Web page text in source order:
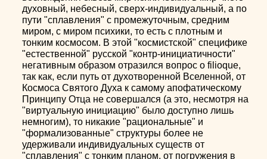
духовный, небесный, сверх-индивидуальный, а по
пути "сплавления" с промежуточным, средним
миром, с миром психики, то есть с плотным и
тонким космосом. В этой "космистской" специфике
"естественной" русской "контр-инициатичности"
негативным образом отразился вопрос о filioque,
так как, если путь от духотворенной Вселенной, от
Космоса Святого Духа к самому апофатическому
Принципу Отца не совершался (а это, несмотря на
"виртуальную инициацию" было доступно лишь
немногим), то никакие "рациональные" и
"формализованные" структуры более не
удерживали индивидуальных существ от
"сплавления" с тонким планом, от погружения в